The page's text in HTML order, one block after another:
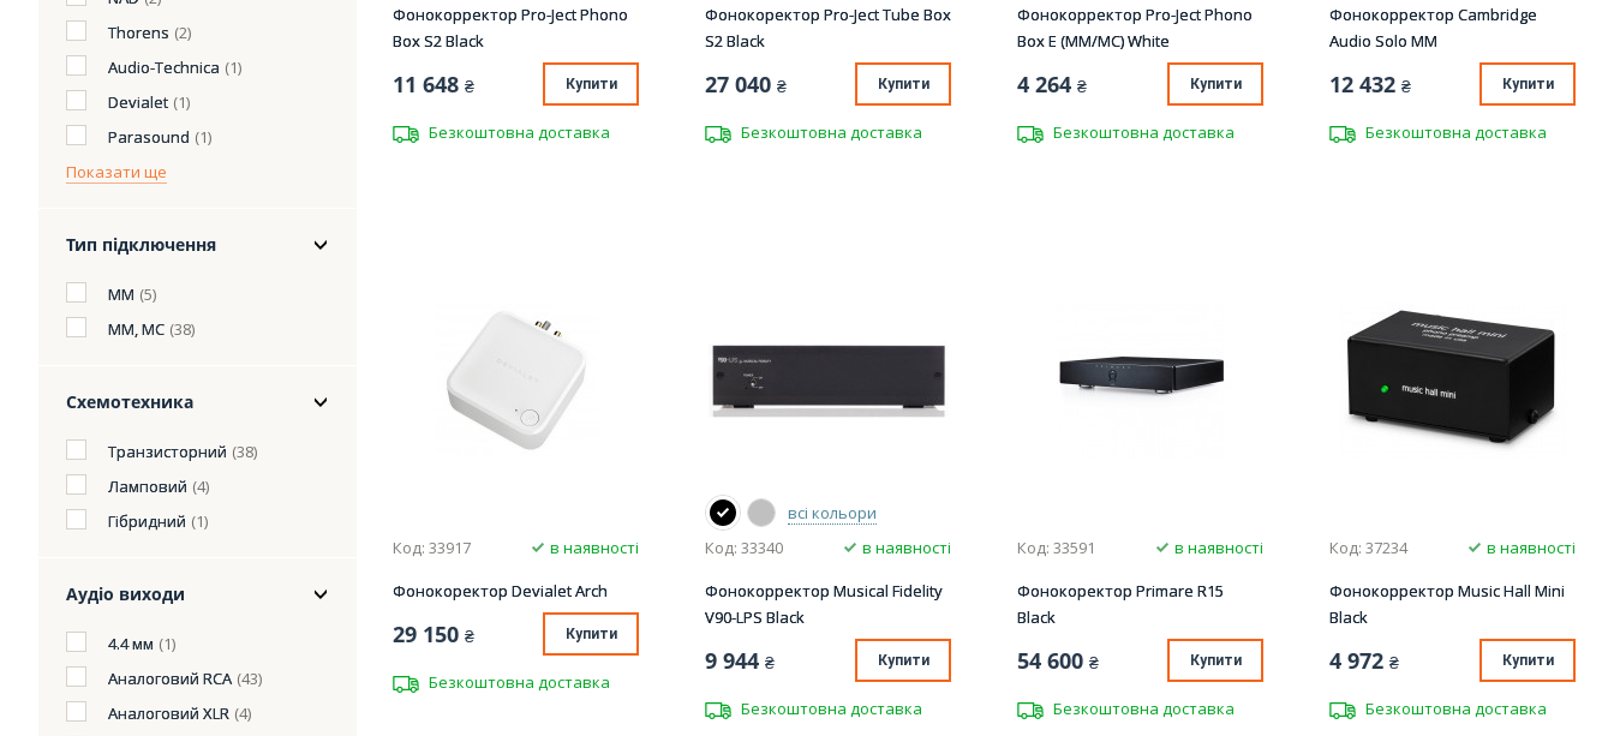
Thorens (2)
Audio-Technica (1)
Devialet (1)
Parasound (1)
Показати ще
Тип підключення
MM (5)
MM, MC (38)
Схемотехника
Транзисторний (38)
Ламповий (4)
Гібридний (1)
Аудіо виходи
4.4 мм (1)
Аналоговий RCA (43)
Аналоговий XLR (4)
Фонокорректор Pro-Ject Phono
Box S2 Black
11 648 ₴ Купити
Безкоштовна доставка
Фонокоректор Pro-Ject Tube Box
S2 Black
27 040 ₴ Купити
Безкоштовна доставка
Фонокорректор Pro-Ject Phono
Box E (MM/MC) White
4 264 ₴ Купити
Безкоштовна доставка
Фонокорректор Cambridge
Audio Solo MM
12 432 ₴ Купити
Безкоштовна доставка
Код: 33917
в наявності
Фонокоректор Devialet Arch
29 150 ₴ Купити
Безкоштовна доставка
всі кольори
Код: 33340
в наявності
Фонокорректор Musical Fidelity
V90-LPS Black
9 944 ₴ Купити
Безкоштовна доставка
Код: 33591
в наявності
Фонокоректор Primare R15
Black
54 600 ₴ Купити
Безкоштовна доставка
Код: 37234
в наявності
Фонокорректор Music Hall Mini
Black
4 972 ₴ Купити
Безкоштовна доставка